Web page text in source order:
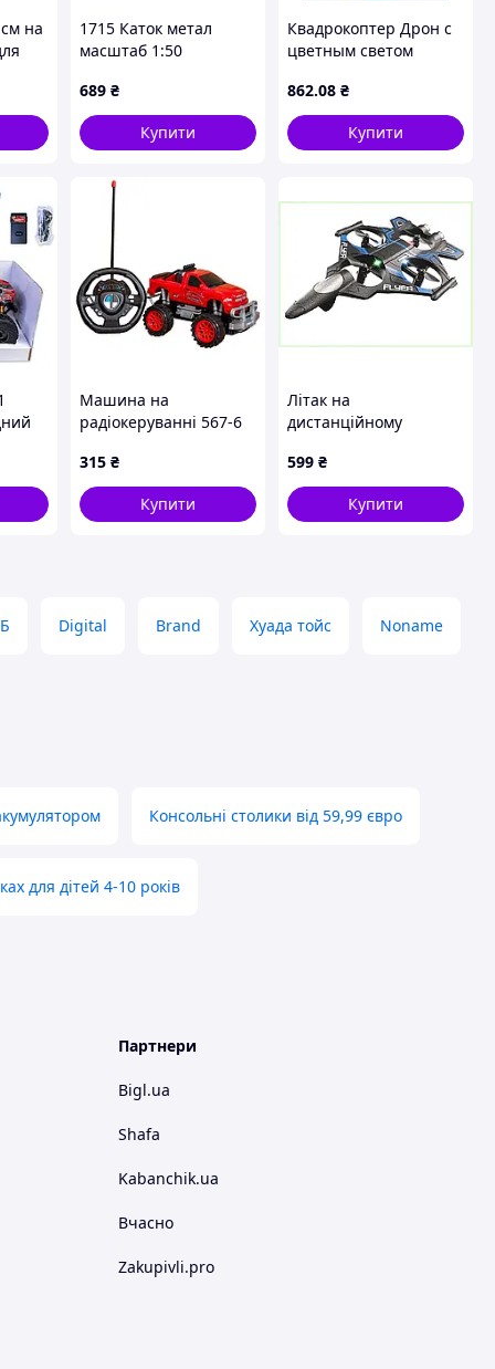
на
1715 Каток метал
масштаб 1:50
689 ₴
Купити
Квадрокоптер Дрон с
цветным светом
дистанционным
управлением (48)
862.08 ₴
Купити
Машина на
радіокеруванні 567-6
315 ₴
Купити
Літак на
дистанційному
новачків чорний
903M2C181
599 ₴
Купити
Digital Brand Хуада тойс Noname
Консольні столики від 59,99 євро
для дітей 4-10 років
Партнери
Bigl.ua
Shafa
Kabanchik.ua
Вчасно
Zakupivli.pro